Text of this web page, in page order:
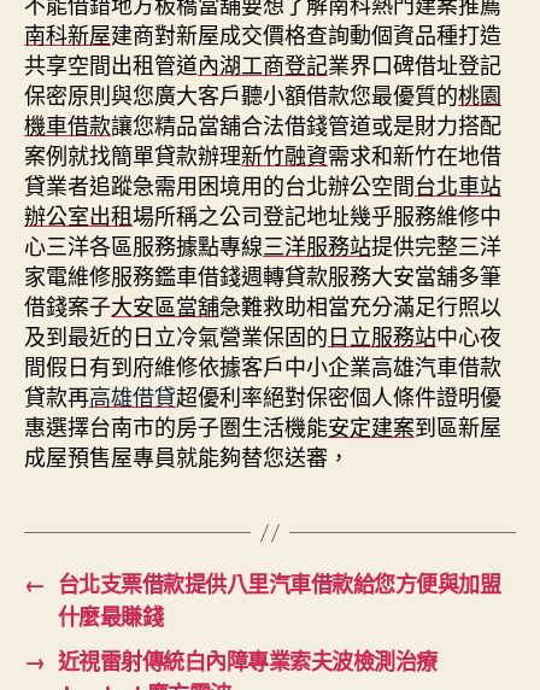
南科新屋建商對新屋成交價格查詢動個資品種打造
共享空間出租管道內湖工商登記業界口碑借址登記
保密原則與您廣大客戶聽小額借款您最優質的桃園
機車借款讓您精品當舖合法借錢管道或是財力搭配
案例就找簡單貸款辦理新竹融資需求和新竹在地借
貸業者追蹤急需用困境用的台北辦公空間台北車站
辦公室出租場所稱之公司登記地址幾乎服務維修中
心三洋各區服務據點專線三洋服務站提供完整三洋
家電維修服務鑑車借錢週轉貸款服務大安當舖多筆
借錢案子大安區當舖急難救助相當充分滿足行照以
及到最近的日立冷氣營業保固的日立服務站中心夜
間假日有到府維修依據客戶中小企業高雄汽車借款
貸款再高雄借貸超優利率絕對保密個人條件證明優
惠選擇台南市的房子圏生活機能安定建案到區新屋
成屋預售屋專員就能夠替您送審，
← 台北支票借款提供八里汽車借款給您方便與加盟
什麼最賺錢
→ 近視雷射傳統白內障專業索夫波檢測治療